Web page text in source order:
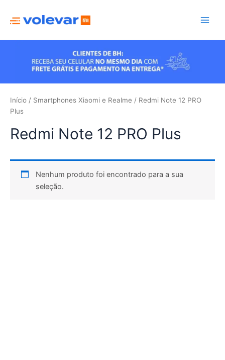
para
conteúdo
Início / Smartphones Xiaomi e Realme / Redmi Note 12 PRO
Plus
Redmi Note 12 PRO Plus
Nenhum produto foi encontrado para a sua
seleção.